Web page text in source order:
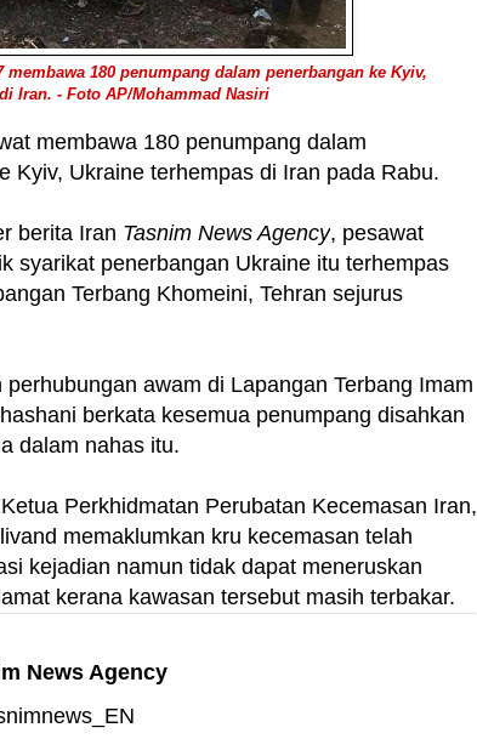
membawa 180 penumpang dalam penerbangan ke Kyiv,
Iran. - Foto AP/Mohammad Nasiri
membawa 180 penumpang dalam
Kyiv, Ukraine terhempas di Iran pada Rabu.
berita Iran Tasnim News Agency, pesawat
syarikat penerbangan Ukraine itu terhempas
Terbang Khomeini, Tehran sejurus
perhubungan awam di Lapangan Terbang Imam
berkata kesemua penumpang disahkan
dalam nahas itu.
Perkhidmatan Perubatan Kecemasan Iran,
memaklumkan kru kecemasan telah
kejadian namun tidak dapat meneruskan
kerana kawasan tersebut masih terbakar.
News Agency